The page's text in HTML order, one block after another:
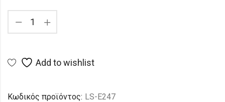
Add to wishlist
Κωδικός προϊόντος: LS-E247